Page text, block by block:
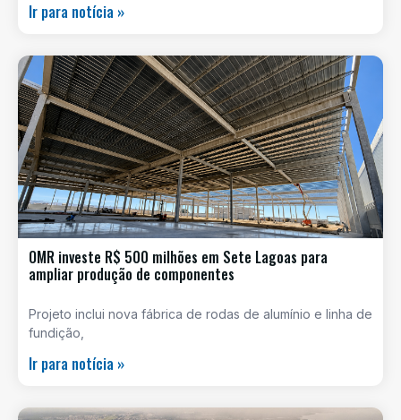
Ir para notícia »
OMR investe R$ 500 milhões em Sete Lagoas para
ampliar produção de componentes
Projeto inclui nova fábrica de rodas de alumínio e linha de
fundição,
Ir para notícia »